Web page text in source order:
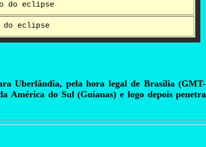
do eclipse
do eclipse
Uberlândia, pela hora legal de Brasília
América do Sul (Guianas) e logo depois